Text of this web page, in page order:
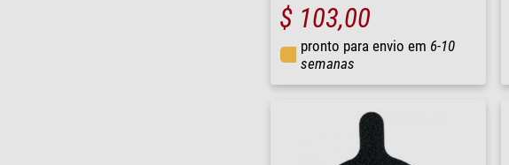
$ 103,00
pronto para envio em 6-10
semanas